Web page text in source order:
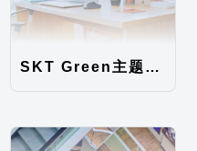
SKT Green主题汉化包